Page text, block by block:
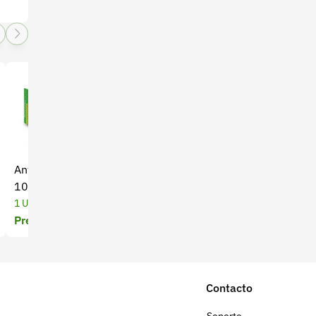
Antibacteriano Stomizol x
10 tabletas
1 Unidades
Precio a cotizar
Contacto